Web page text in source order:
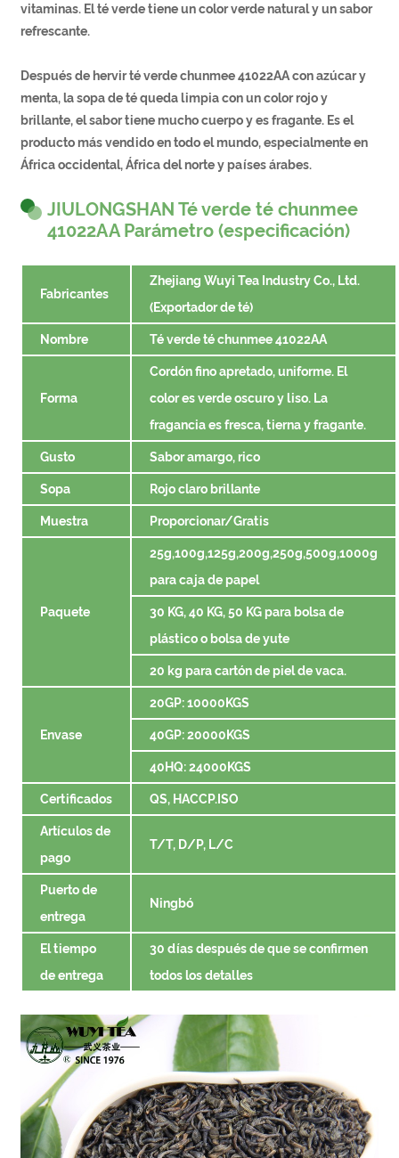
vitaminas. El té verde tiene un color verde natural y un sabor
refrescante.
Después de hervir té verde chunmee 41022AA con azúcar y
menta, la sopa de té queda limpia con un color rojo y
brillante, el sabor tiene mucho cuerpo y es fragante. Es el
producto más vendido en todo el mundo, especialmente en
África occidental, África del norte y países árabes.
JIULONGSHAN Té verde té chunmee
41022AA Parámetro (especificación)
Fabricantes
Zhejiang Wuyi Tea Industry Co., Ltd.
(Exportador de té)
Nombre Té verde té chunmee 41022AA
Forma
Cordón fino apretado, uniforme. El
color es verde oscuro y liso. La
fragancia es fresca, tierna y fragante.
Gusto Sabor amargo, rico
Sopa Rojo claro brillante
Muestra Proporcionar/Gratis
Paquete
25g,100g,125g,200g,250g,500g,1000g
para caja de papel
30 KG, 40 KG, 50 KG para bolsa de
plástico o bolsa de yute
20 kg para cartón de piel de vaca.
Envase
20GP: 10000KGS
40GP: 20000KGS
40HQ: 24000KGS
Certificados QS, HACCP.ISO
Artículos de
pago
T/T, D/P, L/C
Puerto de
entrega
Ningbó
El tiempo
de entrega
30 días después de que se confirmen
todos los detalles